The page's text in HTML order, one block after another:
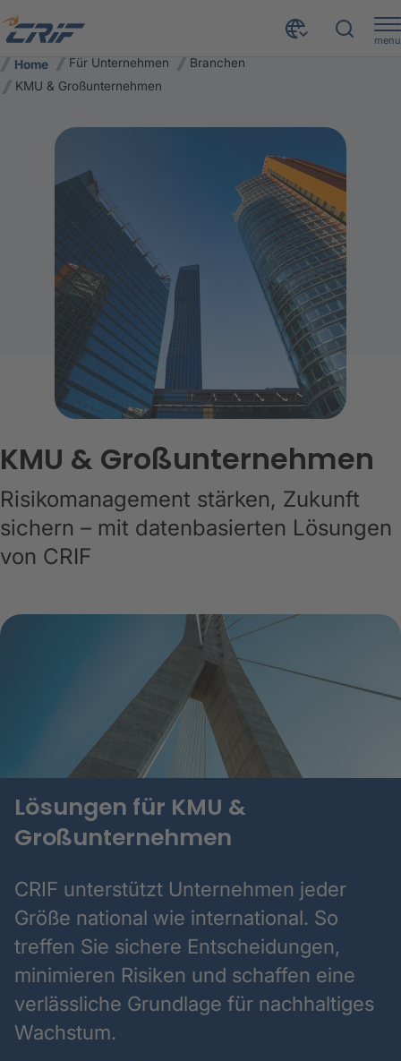
menu
Home Für Unternehmen
Branchen
KMU & Großunternehmen
KMU & Großunternehmen
Risikomanagement stärken, Zukunft
sichern – mit datenbasierten Lösungen
von CRIF
Lösungen für KMU &
Großunternehmen
CRIF unterstützt Unternehmen jeder
Größe national wie international. So
treffen Sie sichere Entscheidungen,
minimieren Risiken und schaffen eine
verlässliche Grundlage für nachhaltiges
Wachstum.